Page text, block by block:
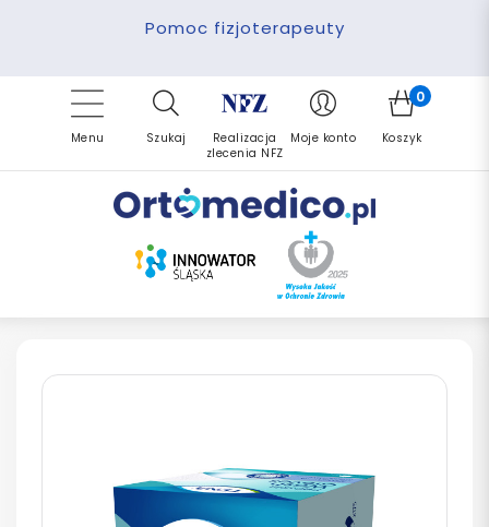
Darmowa dostawa
Pomoc fizjoterapeuty
Finansowanie PFRON
Refundacja NFZ
Zrealizuj zlecenie ponownie
Menu Szukaj
Realizacja
zlecenia NFZ
Moje konto
0
Koszyk